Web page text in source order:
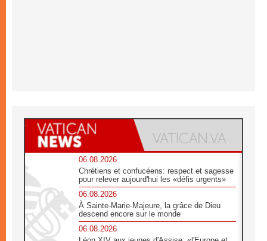
06.08.2026
Chrétiens et confucéens: respect et sagesse
pour relever aujourd'hui les «défis urgents»
06.08.2026
À Sainte-Marie-Majeure, la grâce de Dieu
descend encore sur le monde
06.08.2026